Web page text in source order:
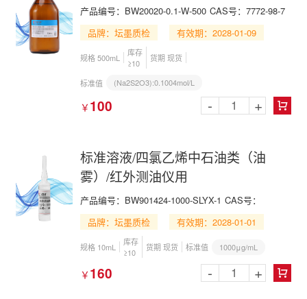
产品编号：BW20020-0.1-W-500 CAS号：7772-98-7
品牌：坛墨质检
有效期：2028-01-09
规格 500mL
库存
≥10
货期 现货
标准值 (Na2S2O3):0.1004mol/L
￥ 100 
- +
标准溶液/四氯乙烯中石油类（油
雾）/红外测油仪用
产品编号：BW901424-1000-SLYX-1 CAS号：
品牌：坛墨质检
有效期：2028-01-01
规格 10mL
库存
≥10
货期 现货 标准值 1000μg/mL
￥ 160 
- +